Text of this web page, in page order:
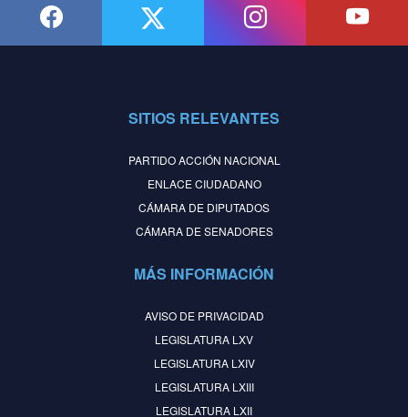
SITIOS RELEVANTES
PARTIDO ACCIÓN NACIONAL
ENLACE CIUDADANO
CÁMARA DE DIPUTADOS
CÁMARA DE SENADORES
MÁS INFORMACIÓN
AVISO DE PRIVACIDAD
LEGISLATURA LXV
LEGISLATURA LXIV
LEGISLATURA LXIII
LEGISLATURA LXII